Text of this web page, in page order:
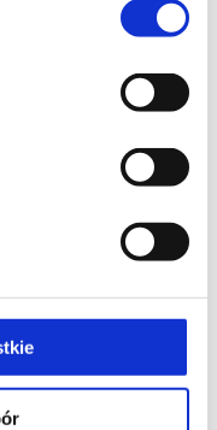
z Państwowym
w
w